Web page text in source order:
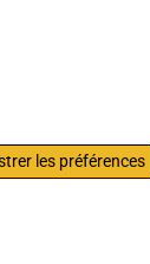
les préférences